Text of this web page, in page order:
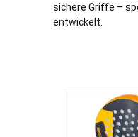
sichere Griffe –
entwickelt.